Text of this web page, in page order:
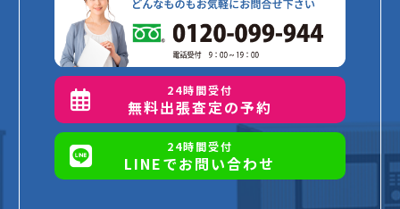
24時間受付
無料出張査定の予約
24時間受付
LINEでお問い合わせ